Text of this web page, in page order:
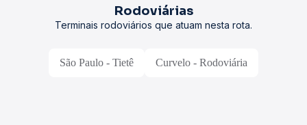
Rodoviárias
Terminais rodoviários que atuam nesta rota.
São Paulo - Tietê Curvelo - Rodoviária